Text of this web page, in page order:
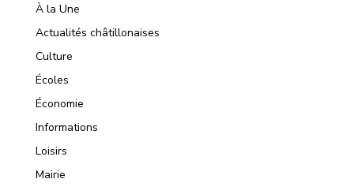
À la Une
Actualités châtillonaises
Culture
Écoles
Économie
Informations
Loisirs
Mairie